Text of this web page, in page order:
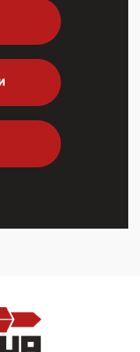
шаг из
при любых
в 15
превысило 63
сообщил,
удары по
аккаунтами на